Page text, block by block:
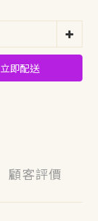
立即配送
顧客評價